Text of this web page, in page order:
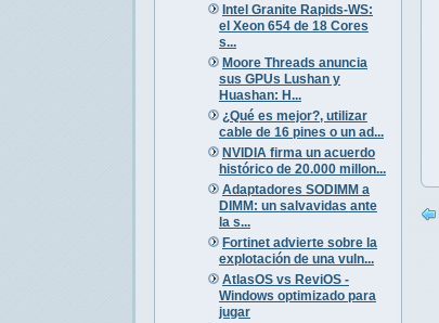
Intel Granite Rapids-WS:
el Xeon 654 de 18 Cores
s...
Moore Threads anuncia
sus GPUs Lushan y
Huashan: H...
¿Qué es mejor?, utilizar
cable de 16 pines o un ad...
NVIDIA firma un acuerdo
histórico de 20.000 millon...
Adaptadores SODIMM a
DIMM: un salvavidas ante
la s...
Fortinet advierte sobre la
explotación de una vuln...
AtlasOS vs ReviOS -
Windows optimizado para
jugar